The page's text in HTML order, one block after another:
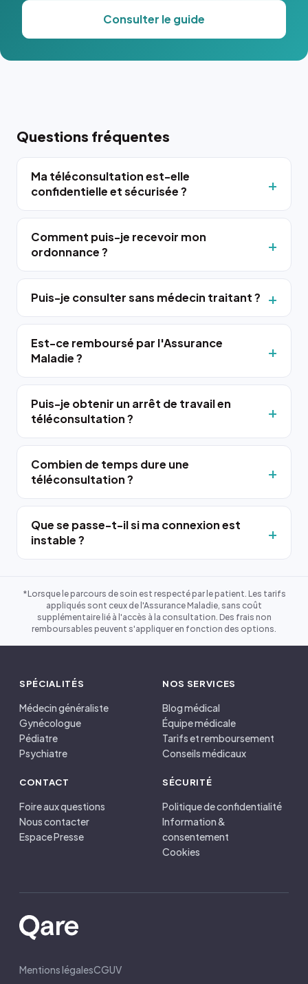
Consulter le guide
Questions fréquentes
Ma téléconsultation est-elle
confidentielle et sécurisée ?
Comment puis-je recevoir mon
ordonnance ?
Puis-je consulter sans médecin traitant ?
Est-ce remboursé par l'Assurance
Maladie ?
Puis-je obtenir un arrêt de travail en
téléconsultation ?
Combien de temps dure une
téléconsultation ?
Que se passe-t-il si ma connexion est
instable ?
*Lorsque le parcours de soin est respecté par le patient. Les tarifs
appliqués sont ceux de l'Assurance Maladie, sans coût
supplémentaire lié à l'accès à la consultation. Des frais non
remboursables peuvent s'appliquer en fonction des options.
SPÉCIALITÉS
Médecin généraliste
Gynécologue
Pédiatre
Psychiatre
NOS SERVICES
Blog médical
Équipe médicale
Tarifs et remboursement
Conseils médicaux
CONTACT
Foire aux questions
Nous contacter
Espace Presse
SÉCURITÉ
Politique de confidentialité
Information &
consentement
Cookies
Mentions légalesCGUV